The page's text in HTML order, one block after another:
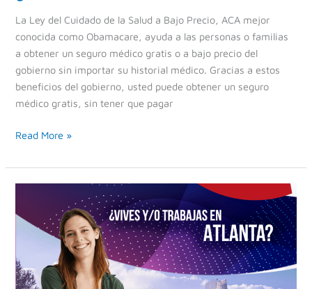
La Ley del Cuidado de la Salud a Bajo Precio, ACA mejor
conocida como Obamacare, ayuda a las personas o familias
a obtener un seguro médico gratis o a bajo precio del
gobierno sin importar su historial médico. Gracias a estos
beneficios del gobierno, usted puede obtener un seguro
médico gratis, sin tener que pagar
Read More »
en
GA